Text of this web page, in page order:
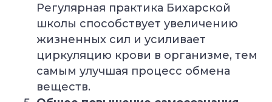
Регулярная практика Бихарской
школы способствует увеличению
жизненных сил и усиливает
циркуляцию крови в организме, тем
самым улучшая процесс обмена
веществ.
Подбор программы
под уровень
Консультация
с экспертом
Грант на обучение
Уже 2 300+ заявок
за последний месяц